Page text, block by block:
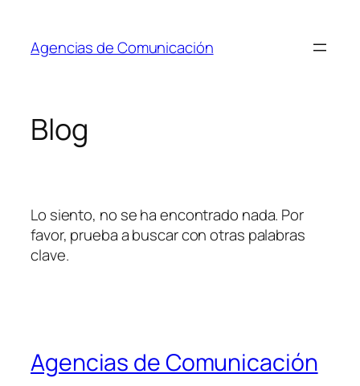
contenido
Agencias de Comunicación
Blog
Lo siento, no se ha encontrado nada. Por
favor, prueba a buscar con otras palabras
clave.
Agencias de Comunicación